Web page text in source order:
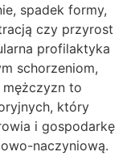
spadek formy,
czy przyrost
profilaktyka
schorzeniom,
mężczyzn to
który
i gospodarkę
naczyniową.